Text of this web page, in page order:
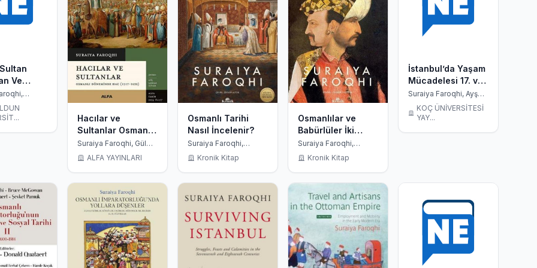
Ve
Yeni
Yılmaz,
Hacılar ve
Sultanlar Osmanlı
Döneminde Hac
(1517-1638)
Suraiya Faroqhi, Gül
ALFA YAYINLARI
Osmanlı Tarihi
Nasıl İncelenir?
Suraiya Faroqhi,
Kronik Kitap
Osmanlılar ve
Babürlüler İki
Büyük
İmparatorluğun
Suraiya Faroqhi,
Kronik Kitap
İstanbul’da Yaşam
Mücadelesi 17. ve
18. Yüzyıllarda
Badireler, Şenlikler
Ve Felaketler
Suraiya Faroqhi, Ayşen
KOÇ ÜNİVERSİTESİ
YAY...